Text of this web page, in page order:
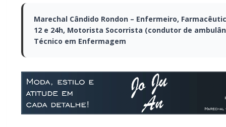
Marechal Cândido Rondon – Enfermeiro,
12 e 24h, Motorista Socorrista (condutor de
Técnico em Enfermagem